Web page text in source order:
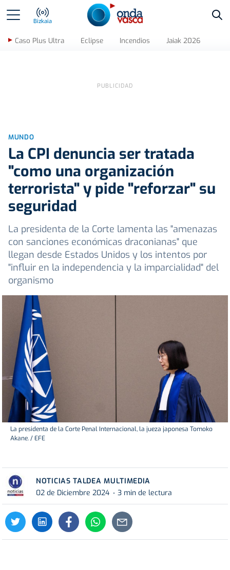
Bizkaia
Caso Plus Ultra Eclipse Incendios Jaiak 2026
MUNDO
La CPI denuncia ser tratada
"como una organización
terrorista" y pide "reforzar" su
seguridad
La presidenta de la Corte lamenta las "amenazas
con sanciones económicas draconianas" que
llegan desde Estados Unidos y los intentos por
"influir en la independencia y la imparcialidad" del
organismo
La presidenta de la Corte Penal Internacional, la jueza japonesa Tomoko
Akane. / EFE
NOTICIAS TALDEA MULTIMEDIA
02 de Diciembre 2024
3 min de lectura